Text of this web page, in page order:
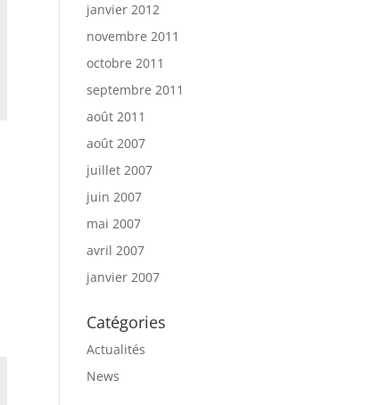
janvier 2012
novembre 2011
octobre 2011
septembre 2011
août 2011
août 2007
juillet 2007
juin 2007
mai 2007
avril 2007
janvier 2007
Catégories
Actualités
News